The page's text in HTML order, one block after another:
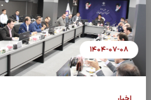
۱۴۰۴-۰۷-۰۸